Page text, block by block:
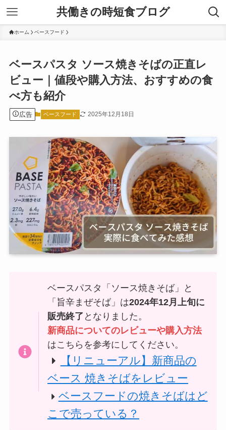
共働きの時短食ブログ
ホーム ベースフード
ベースパスタ ソース焼きそばの正直レ
ビュー｜値段や購入方法、おすすめの食
べ方も紹介
広告 ベースフード 2025年12月18日
ベースパスタ「ソース焼きそば」と
「旨辛まぜそば」は2024年12月上旬に
販売終了 となりました。
新商品についてのレビューや購入方法
はこちらを参考にしてください。
【リニューアル】新商品の
ベース 焼きそばをレビュー
ベースフードの焼きそばはど
こで売っている？